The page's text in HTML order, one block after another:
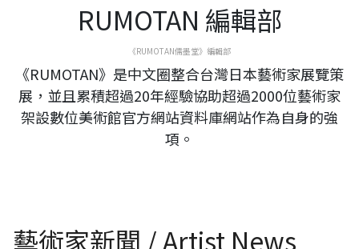
RUMOTAN 編輯部
《RUMOTAN儒墨堂》編輯部
《RUMOTAN》是中文圈整合台灣日本藝術家展覽策
展，並且累積超過20年經驗協助超過2000位藝術家
架設數位美術館官方網站資料庫網站作為自身的強
項。
藝術家新聞 / Artist News